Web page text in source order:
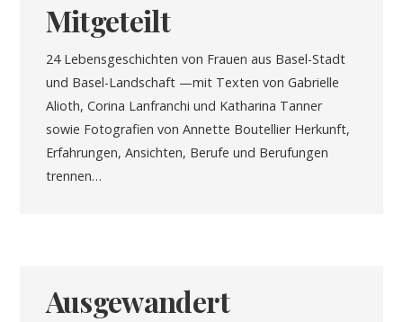
Mitgeteilt
24 Lebensgeschichten von Frauen aus Basel-Stadt
und Basel-Landschaft —mit Texten von Gabrielle
Alioth, Corina Lanfranchi und Katharina Tanner
sowie Fotografien von Annette Boutellier Herkunft,
Erfahrungen, Ansichten, Berufe und Berufungen
trennen…
Ausgewandert